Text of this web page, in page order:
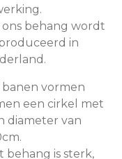
ons behang wordt
in
banen vormen
een cirkel met
diameter van
behang is sterk,